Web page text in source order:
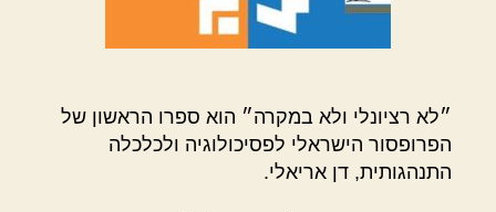
״לא רציונלי ולא במקרה״ הוא ספרו הראשון של
הפרופסור הישראלי לפסיכולוגיה ולכלכלה
התנהגותית, דן אריאלי.